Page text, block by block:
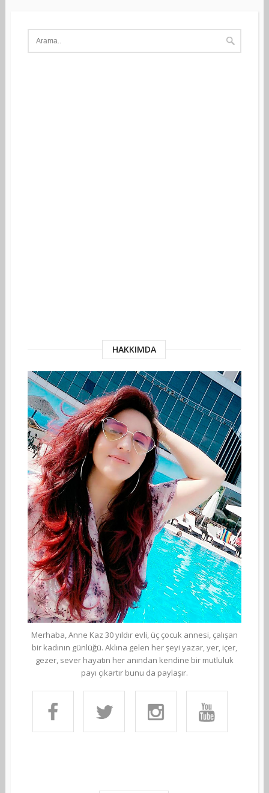
HAKKIMDA
Merhaba, Anne Kaz 30 yıldır evli, üç çocuk annesi, çalışan
bir kadının günlüğü. Aklına gelen her şeyi yazar, yer, içer,
gezer, sever hayatın her anından kendine bir mutluluk
payı çıkartır bunu da paylaşır.